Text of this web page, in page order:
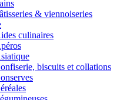
& viennoiseries
culinaires
biscuits et collations